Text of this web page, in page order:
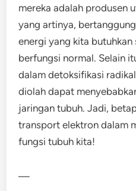
mereka adalah produsen
yang artinya,
energi yang kita butuhkan
berfungsi normal. Selain
dalam detoksifikasi
diolah dapat
jaringan tubuh. Jadi,
transport elektron dalam
fungsi tubuh kita!
—